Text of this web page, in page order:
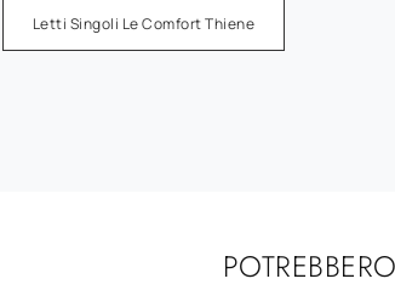
Letti Singoli Le Comfort Thiene